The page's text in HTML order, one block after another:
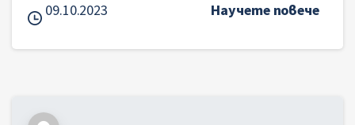
09.10.2023 Научете повече